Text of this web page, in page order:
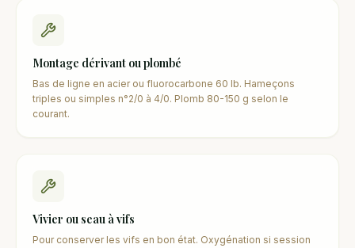
Montage dérivant ou plombé
Bas de ligne en acier ou fluorocarbone 60 lb. Hameçons
triples ou simples n°2/0 à 4/0. Plomb 80-150 g selon le
courant.
Vivier ou seau à vifs
Pour conserver les vifs en bon état. Oxygénation si session